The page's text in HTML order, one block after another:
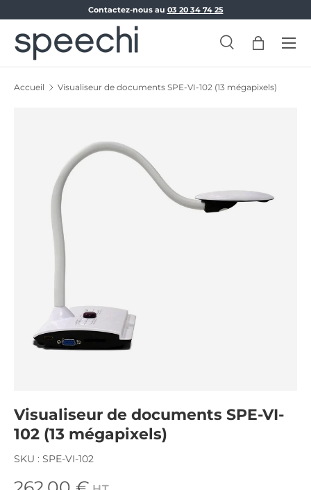
Aller au contenu
Contactez-nous au 03 20 34 74 25
Recherche
Recherche
Panier
Menu
Accueil Visualiseur de documents SPE-VI-102 (13 mégapixels)
Visualiseur de documents SPE-VI-
102 (13 mégapixels)
SKU : SPE-VI-102